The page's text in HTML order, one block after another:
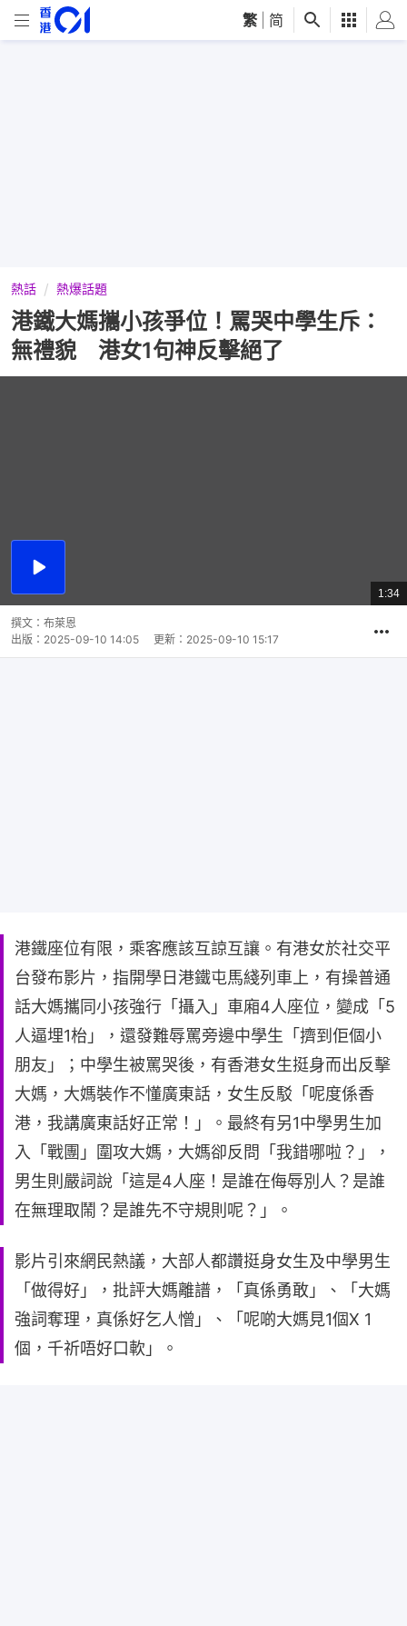
繁 简
熱話 熱爆話題
港鐵大媽攜小孩爭位！罵哭中學生斥：
無禮貌 港女1句神反擊絕了
播
總
共
1:34
撰文： 布萊恩
出版： 2025-09-10 14:05 更新： 2025-09-10 15:17
港鐵座位有限，乘客應該互諒互讓。有港女於社交平
台發布影片，指開學日港鐵屯馬綫列車上，有操普通
話大媽攜同小孩強行「攝入」車廂4人座位，變成「5
人逼埋1枱」，還發難辱罵旁邊中學生「擠到佢個小
朋友」；中學生被罵哭後，有香港女生挺身而出反擊
大媽，大媽裝作不懂廣東話，女生反駁「呢度係香
港，我講廣東話好正常！」。最終有另1中學男生加
入「戰團」圍攻大媽，大媽卻反問「我錯哪啦？」，
男生則嚴詞說「這是4人座！是誰在侮辱別人？是誰
在無理取鬧？是誰先不守規則呢？」。
影片引來網民熱議，大部人都讚挺身女生及中學男生
「做得好」，批評大媽離譜，「真係勇敢」、「大媽
強詞奪理，真係好乞人憎」、「呢啲大媽見1個X 1
個，千祈唔好口軟」。